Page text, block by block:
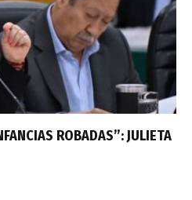
ROBADAS”: JULIETA